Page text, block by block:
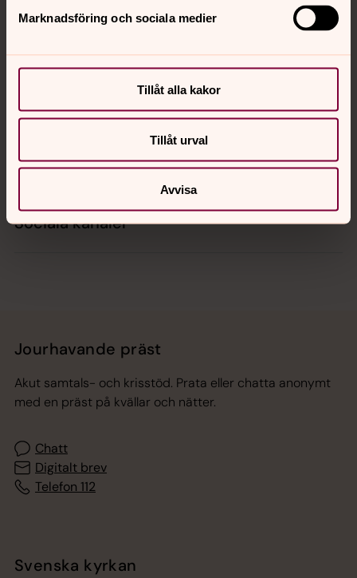
Marknadsföring och sociala medier
Tillåt alla kakor
Tillåt urval
Avvisa
Hitta snabbt
Sociala kanaler
Jourhavande präst
Akut samtals- och krisstöd. Prata eller chatta anonymt
med en präst på kvällar och nätter.
Chatt
Digitalt brev
Telefon 112
Svenska kyrkan